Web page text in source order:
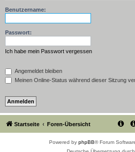
Benutzername:
Passwort:
Ich habe mein Passwort vergessen
Angemeldet bleiben
Meinen Online-Status während dieser Sitzung
Startseite Foren-Übersicht
Powered by phpBB® Forum